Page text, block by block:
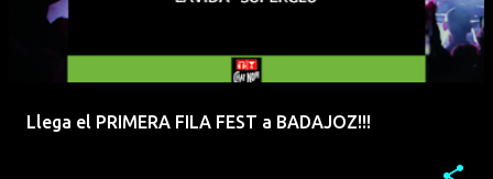
Llega el PRIMERA FILA FEST a BADAJOZ!!!